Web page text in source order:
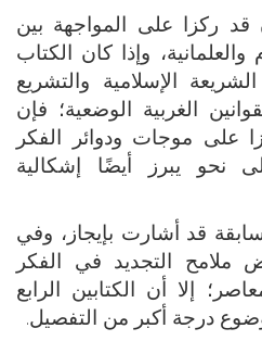
قد ركزا على المواجهة بين
والعلمانية، وإذا كان الكتاب
الإسلامية والتشريع
الغربية الوضعية؛ فإن
على موجات ودوائر الفكر
نحو يبرز أيضًا إشكالية
قد أشارت بإيجاز، وفي
التجديد في الفكر
إلا أن الكتابين الرابع
درجة أكبر من التفصيل.